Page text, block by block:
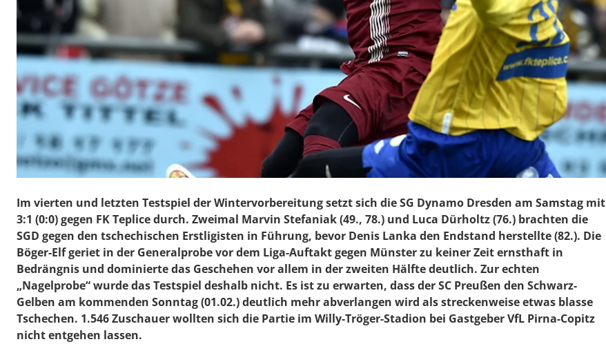
Im vierten und letzten Testspiel der Wintervorbereitung setzt sich die SG Dynamo Dresden am Samstag mit
3:1 (0:0) gegen FK Teplice durch. Zweimal Marvin Stefaniak (49., 78.) und Luca Dürholtz (76.) brachten die
SGD gegen den tschechischen Erstligisten in Führung, bevor Denis Lanka den Endstand herstellte (82.). Die
Böger-Elf geriet in der Generalprobe vor dem Liga-Auftakt gegen Münster zu keiner Zeit ernsthaft in
Bedrängnis und dominierte das Geschehen vor allem in der zweiten Hälfte deutlich. Zur echten
„Nagelprobe“ wurde das Testspiel deshalb nicht. Es ist zu erwarten, dass der SC Preußen den Schwarz-
Gelben am kommenden Sonntag (01.02.) deutlich mehr abverlangen wird als streckenweise etwas blasse
Tschechen. 1.546 Zuschauer wollten sich die Partie im Willy-Tröger-Stadion bei Gastgeber VfL Pirna-Copitz
nicht entgehen lassen.